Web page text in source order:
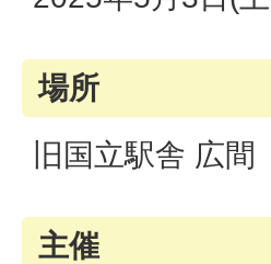
場所
旧国立駅舎 広間
主催